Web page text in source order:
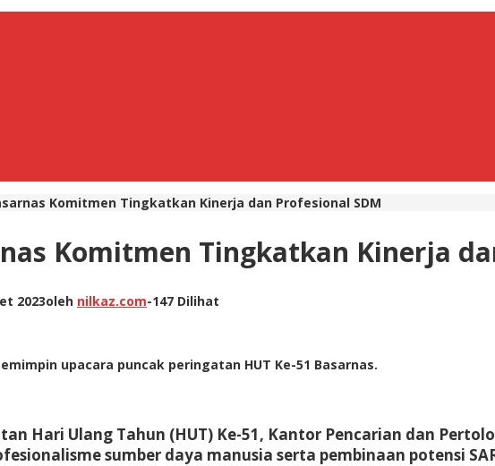
Komitmen Tingkatkan Kinerja dan Profesional SDM
Komitmen Tingkatkan Kinerja
2023oleh nilkaz.com-147 Dilihat
upacara puncak peringatan HUT Ke-51 Basarnas.
Hari Ulang Tahun (HUT) Ke-51, Kantor Pencarian dan
sumber daya manusia serta pembinaan potensi